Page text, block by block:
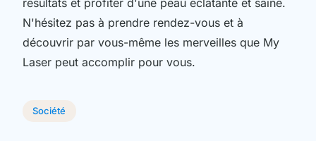
N'hésitez pas à prendre rendez-vous et à
découvrir par vous-même les merveilles que My
Laser peut accomplir pour vous.
Société